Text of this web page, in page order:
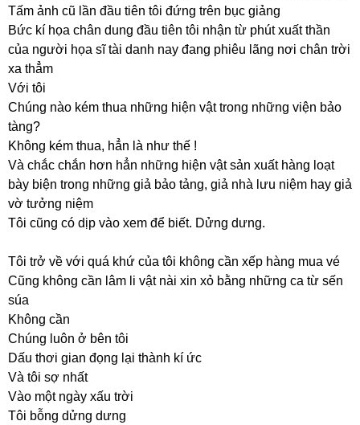
Tấm ảnh cũ lần đầu tiên tôi đứng trên bục giảng
Bức kí họa chân dung đầu tiên tôi nhận từ phút xuất thần
của người họa sĩ tài danh nay đang phiêu lãng nơi chân trời
xa thẳm
Với tôi
Chúng nào kém thua những hiện vật trong những viện bảo
tàng?
Không kém thua, hẳn là như thế !
Và chắc chắn hơn hẳn những hiện vật sản xuất hàng loạt
bày biện trong những giả bảo tảng, giả nhà lưu niệm hay giả
vờ tưởng niệm
Tôi cũng có dịp vào xem để biết. Dửng dưng.
Tôi trở về với quá khứ của tôi không cần xếp hàng mua vé
Cũng không cần lâm li vật nài xin xỏ bằng những ca từ sến
súa
Không cần
Chúng luôn ở bên tôi
Dấu thơi gian đọng lại thành kí ức
Và tôi sợ nhất
Vào một ngày xấu trời
Tôi bỗng dửng dưng